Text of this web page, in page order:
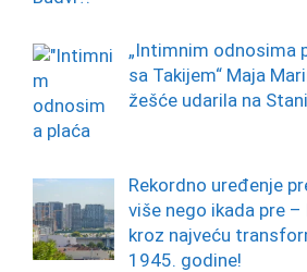
„Intimnim odnosima
sa Takijem“ Maja
žešće udarila na
Rekordno uređenje
više nego ikada pre
kroz najveću
1945. godine!